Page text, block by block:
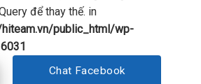
để thay thế. in
public_html/wp-
6031
Chat Facebook